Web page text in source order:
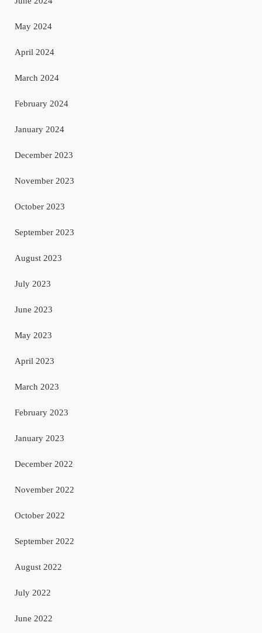
May 2024
April 2024
March 2024
February 2024
January 2024
December 2023
November 2023
October 2023
September 2023
August 2023
July 2023
June 2023
May 2023
April 2023
March 2023
February 2023
January 2023
December 2022
November 2022
October 2022
September 2022
August 2022
July 2022
June 2022